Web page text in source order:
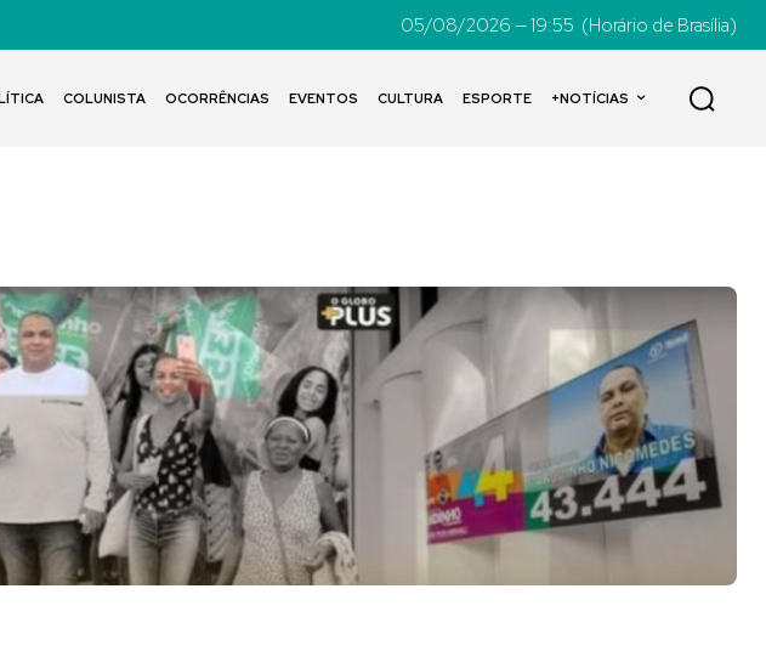
05/08/2026 — 19:55 (Horário de Brasília)
COLUNISTA OCORRÊNCIAS EVENTOS CULTURA ESPORTE +NOTÍCIAS